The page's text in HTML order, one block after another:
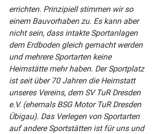
errichten. Prinzipiell stimmen wir so
einem Bauvorhaben zu. Es kann aber
nicht sein, dass intakte Sportanlagen
dem Erdboden gleich gemacht werden
und mehrere Sportarten keine
Heimstätte mehr haben. Der Sportplatz
ist seit über 70 Jahren die Heimstatt
unseres Vereins, dem SV TuR Dresden
e.V. (ehemals BSG Motor TuR Dresden
Übigau). Das Verlegen von Sportarten
auf andere Sportstätten ist für uns und